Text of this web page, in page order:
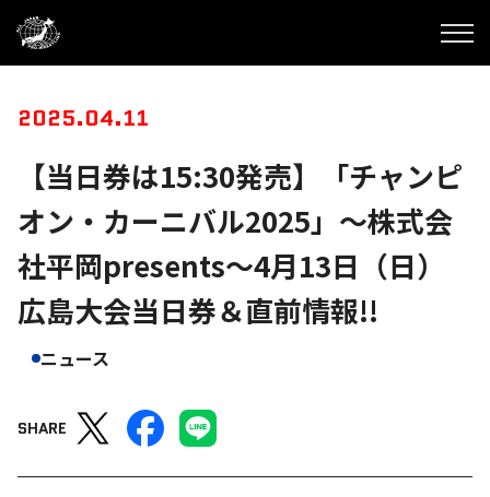
2025.04.11
【当日券は15:30発売】「チャンピ
オン・カーニバル2025」～株式会
社平岡presents～4月13日（日）
広島大会当日券＆直前情報!!
ニュース
SHARE